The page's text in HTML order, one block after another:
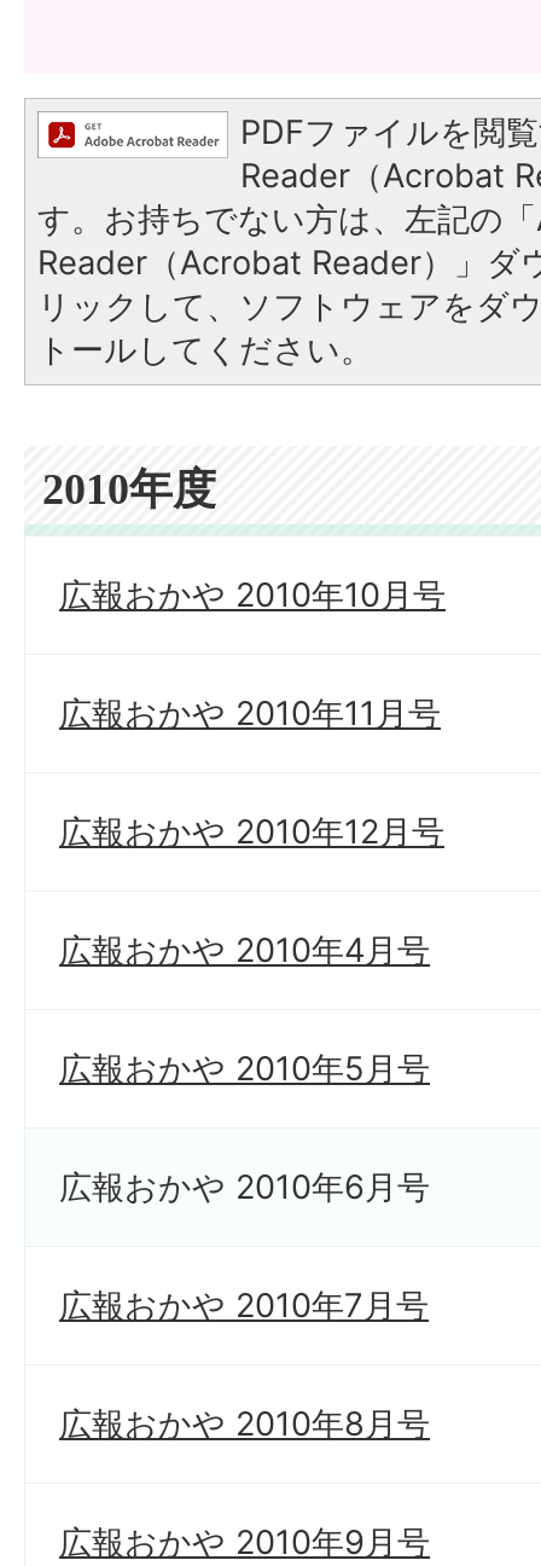
PDFファイルを閲
Reader（Acrobat
す。お持ちでない方は、左記の
Reader（Acrobat Reader）」ダ
リックして、ソフトウェアをダ
トールしてください。
2010年度
広報おかや 2010年10月号
広報おかや 2010年11月号
広報おかや 2010年12月号
広報おかや 2010年4月号
広報おかや 2010年5月号
広報おかや 2010年6月号
広報おかや 2010年7月号
広報おかや 2010年8月号
広報おかや 2010年9月号